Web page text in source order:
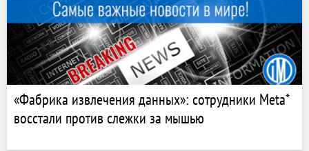
«Фабрика извлечения данных»: сотрудники Meta*
восстали против слежки за мышью